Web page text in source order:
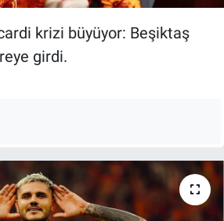
krizi büyüyor: Beşiktaş
girdi.